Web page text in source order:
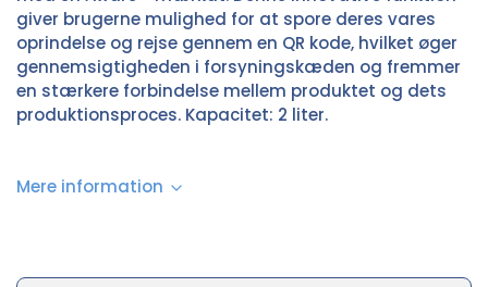
giver brugerne mulighed for at spore deres vares
oprindelse og rejse gennem en QR kode, hvilket øger
gennemsigtigheden i forsyningskæden og fremmer
en stærkere forbindelse mellem produktet og dets
produktionsproces. Kapacitet: 2 liter.
Mere information